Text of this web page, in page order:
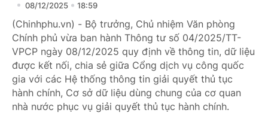
08/12/2025 18:59
(Chinhphu.vn) - Bộ trưởng, Chủ nhiệm Văn phòng
Chính phủ vừa ban hành Thông tư số 04/2025/TT-
VPCP ngày 08/12/2025 quy định về thông tin, dữ liệu
được kết nối, chia sẻ giữa Cổng dịch vụ công quốc
gia với các Hệ thống thông tin giải quyết thủ tục
hành chính, Cơ sở dữ liệu dùng chung của cơ quan
nhà nước phục vụ giải quyết thủ tục hành chính.